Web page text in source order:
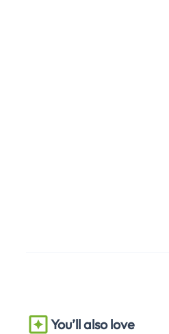
You’ll also love